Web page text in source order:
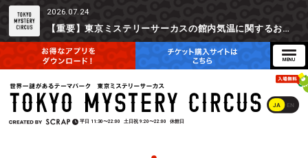
2026.07.24
【重要】東京ミステリーサーカスの館内気温に関するお詫びとご参加辞退時の返金対応について
JA EN
平日 11:30〜22:00 土日祝 9:20〜22:00 休館日